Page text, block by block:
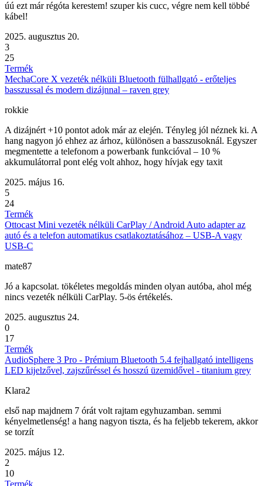
úú ezt már régóta kerestem! szuper kis cucc, végre nem kell többé
kábel!
2025. augusztus 20.
3
25
Termék
MechaCore X vezeték nélküli Bluetooth fülhallgató - erőteljes
basszussal és modern dizájnnal – raven grey
rokkie
A dizájnért +10 pontot adok már az elején. Tényleg jól néznek ki. A
hang nagyon jó ehhez az árhoz, különösen a basszusoknál. Egyszer
megmentette a telefonom a powerbank funkcióval – 10 %
akkumulátorral pont elég volt ahhoz, hogy hívjak egy taxit
2025. május 16.
5
24
Termék
Ottocast Mini vezeték nélküli CarPlay / Android Auto adapter az
autó és a telefon automatikus csatlakoztatásához – USB-A vagy
USB-C
mate87
Jó a kapcsolat. tökéletes megoldás minden olyan autóba, ahol még
nincs vezeték nélküli CarPlay. 5-ös értékelés.
2025. augusztus 24.
0
17
Termék
AudioSphere 3 Pro - Prémium Bluetooth 5.4 fejhallgató intelligens
LED kijelzővel, zajszűréssel és hosszú üzemidővel - titanium grey
Klara2
első nap majdnem 7 órát volt rajtam egyhuzamban. semmi
kényelmetlenség! a hang nagyon tiszta, és ha feljebb tekerem, akkor
se torzít
2025. május 12.
2
10